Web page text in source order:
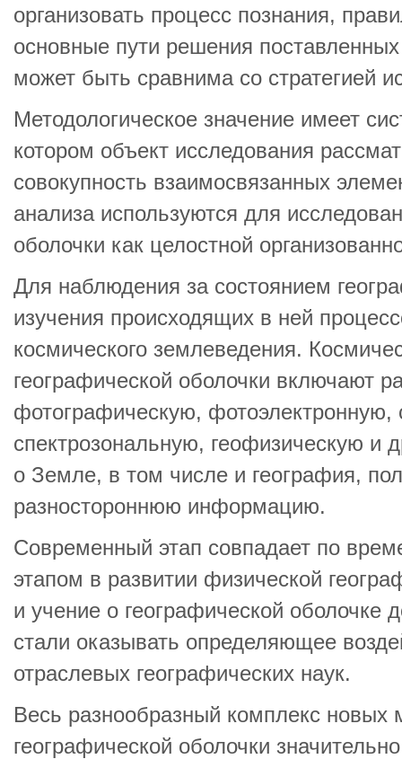
организовать процесс познания,
основные пути решения
может быть сравнима со стратегией
Методологическое значение имеет
котором объект исследования
совокупность взаимосвязанных
анализа используются для
оболочки как целостной
Для наблюдения за состоянием
изучения происходящих в ней
космического землеведения.
географической оболочки включают
фотографическую, фотоэлектронную,
спектрозональную, геофизическую и
о Земле, в том числе и география,
разностороннюю информацию.
Современный этап совпадает по
этапом в развитии физической
и учение о географической оболочке
стали оказывать определяющее
отраслевых географических наук.
Весь разнообразный комплекс новых
географической оболочки